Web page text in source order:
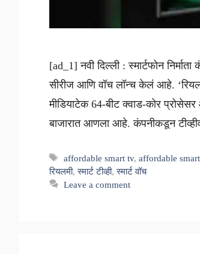
[ad_1] नवी दिल्ली : स्मार्टफोन निर्माता
सीरीज आणि वॉच लॉन्च केलं आहे.
मीडियाटेक 64-बीट क्वाड-कोर प्रोसेसर
बाजारात आणला आहे. कंपनीकडून
Tags
affordable smart tv,affordable
रियलमी,स्मार्ट टीव्ही,स्मार्ट वॉच
Leave a comment